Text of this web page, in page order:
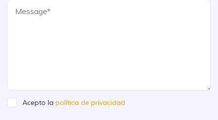
Acepto la política de privacidad